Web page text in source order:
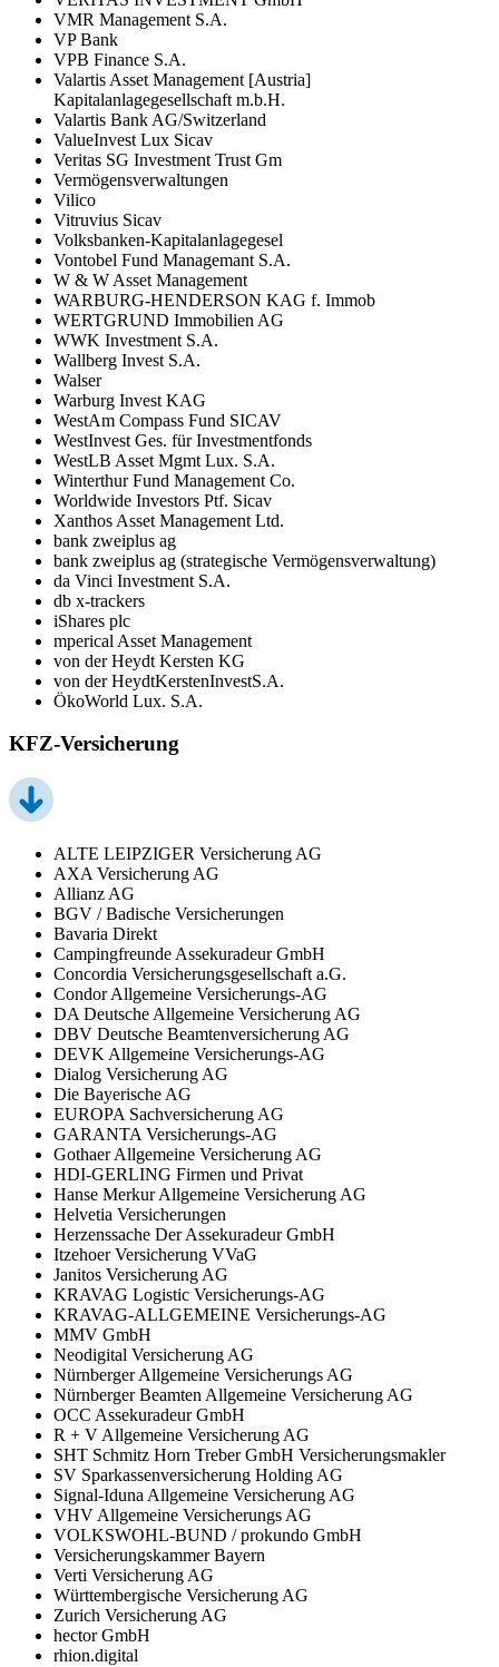
VMR Management S.A.
VP Bank
VPB Finance S.A.
Valartis Asset Management [Austria]
Kapitalanlagegesellschaft m.b.H.
Valartis Bank AG/Switzerland
ValueInvest Lux Sicav
Veritas SG Investment Trust Gm
Vermögensverwaltungen
Vilico
Vitruvius Sicav
Volksbanken-Kapitalanlagegesel
Vontobel Fund Managemant S.A.
W & W Asset Management
WARBURG-HENDERSON KAG f. Immob
WERTGRUND Immobilien AG
WWK Investment S.A.
Wallberg Invest S.A.
Walser
Warburg Invest KAG
WestAm Compass Fund SICAV
WestInvest Ges. für Investmentfonds
WestLB Asset Mgmt Lux. S.A.
Winterthur Fund Management Co.
Worldwide Investors Ptf. Sicav
Xanthos Asset Management Ltd.
bank zweiplus ag
bank zweiplus ag (strategische Vermögensverwaltung)
da Vinci Investment S.A.
db x-trackers
iShares plc
mperical Asset Management
von der Heydt Kersten KG
von der HeydtKerstenInvestS.A.
ÖkoWorld Lux. S.A.
KFZ-Versicherung
ALTE LEIPZIGER Versicherung AG
AXA Versicherung AG
Allianz AG
BGV / Badische Versicherungen
Bavaria Direkt
Campingfreunde Assekuradeur GmbH
Concordia Versicherungsgesellschaft a.G.
Condor Allgemeine Versicherungs-AG
DA Deutsche Allgemeine Versicherung AG
DBV Deutsche Beamtenversicherung AG
DEVK Allgemeine Versicherungs-AG
Dialog Versicherung AG
Die Bayerische AG
EUROPA Sachversicherung AG
GARANTA Versicherungs-AG
Gothaer Allgemeine Versicherung AG
HDI-GERLING Firmen und Privat
Hanse Merkur Allgemeine Versicherung AG
Helvetia Versicherungen
Herzenssache Der Assekuradeur GmbH
Itzehoer Versicherung VVaG
Janitos Versicherung AG
KRAVAG Logistic Versicherungs-AG
KRAVAG-ALLGEMEINE Versicherungs-AG
MMV GmbH
Neodigital Versicherung AG
Nürnberger Allgemeine Versicherungs AG
Nürnberger Beamten Allgemeine Versicherung AG
OCC Assekuradeur GmbH
R + V Allgemeine Versicherung AG
SHT Schmitz Horn Treber GmbH Versicherungsmakler
SV Sparkassenversicherung Holding AG
Signal-Iduna Allgemeine Versicherung AG
VHV Allgemeine Versicherungs AG
VOLKSWOHL-BUND / prokundo GmbH
Versicherungskammer Bayern
Verti Versicherung AG
Württembergische Versicherung AG
Zurich Versicherung AG
hector GmbH
rhion.digital